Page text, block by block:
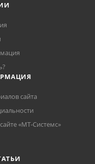
сайта
«МТ-Системс»